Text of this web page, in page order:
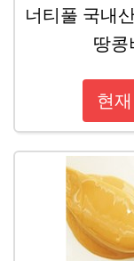
너티풀 국내
땅콩
현